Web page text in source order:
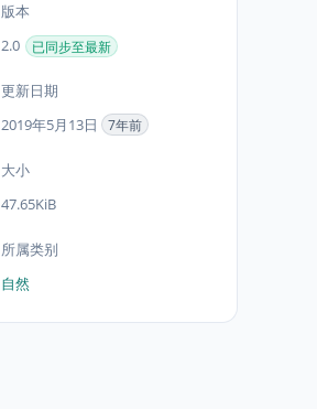
版本
2.0
已同步至最新
更新日期
2019年5月13日
7年前
大小
47.65KiB
所属类别
自然